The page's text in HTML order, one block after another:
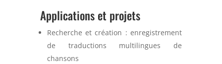
Applications et projets
Recherche et création : enregistrement
de traductions multilingues de
chansons